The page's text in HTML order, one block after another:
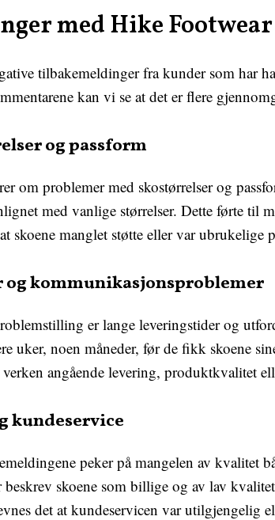
med Hike Footwear
tilbakemeldinger fra kunder som har
kan vi se at det er flere
og passform
om problemer med skostørrelser og
med vanlige størrelser. Dette førte til
skoene manglet støtte eller var ubrukelige
og kommunikasjonsproblemer
er lange leveringstider og
uker, noen måneder, før de fikk skoene
angående levering, produktkvalitet
kundeservice
peker på mangelen av kvalitet
beskrev skoene som billige og av lav
det at kundeservicen var utilgjengelig